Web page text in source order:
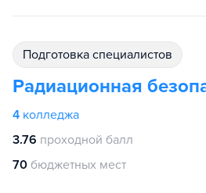
подготовка специалистов
Радиационная
4 колледжа
3.76 проходной балл
70 бюджетных мест